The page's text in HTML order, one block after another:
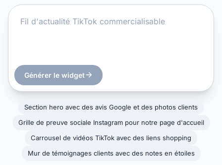
Générer le widget
Section hero avec des avis Google et des photos clients
Grille de preuve sociale Instagram pour notre page d'accueil
Carrousel de vidéos TikTok avec des liens shopping
Mur de témoignages clients avec des notes en étoiles